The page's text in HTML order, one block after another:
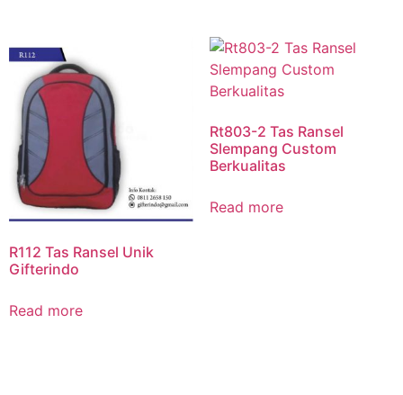
R112 Tas Ransel Unik
Gifterindo
Read more
Rt803-2 Tas Ransel
Slempang Custom
Berkualitas
Read more